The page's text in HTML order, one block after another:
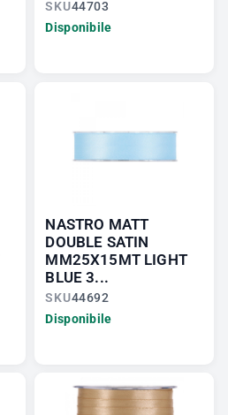
SKU44703
Disponibile
NASTRO MATT
DOUBLE SATIN
MM25X15MT LIGHT
BLUE 3...
SKU44692
Disponibile